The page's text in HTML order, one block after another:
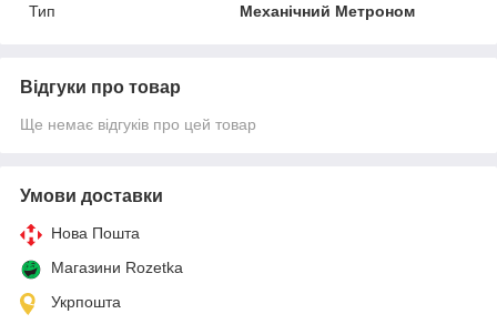
Тип
Механічний Метроном
Відгуки про товар
Ще немає відгуків про цей товар
Умови доставки
Нова Пошта
Магазини Rozetka
Укрпошта